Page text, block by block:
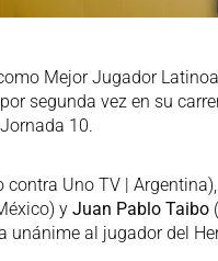
Mejor Jugador
segunda vez en su
10.
contra Uno TV | Argentina),
y Juan Pablo Taibo
unánime al jugador del